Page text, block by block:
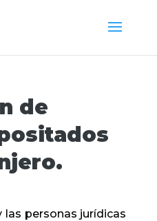
de
las personas jurídicas